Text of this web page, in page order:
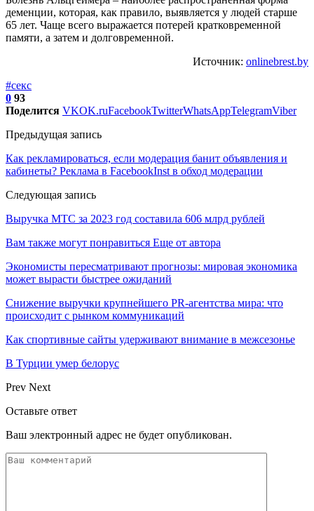
деменции, которая, как правило, выявляется у людей старше
65 лет. Чаще всего выражается потерей кратковременной
памяти, а затем и долговременной.
Источник: onlinebrest.by
#секс
0 93
Поделится VKOK.ruFacebookTwitterWhatsAppTelegramViber
Предыдущая запись
Как рекламироваться, если модерация банит объявления и
кабинеты? Реклама в FacebookInst в обход модерации
Следующая запись
Выручка МТС за 2023 год составила 606 млрд рублей
Вам также могут понравиться Еще от автора
Экономисты пересматривают прогнозы: мировая экономика
может вырасти быстрее ожиданий
Снижение выручки крупнейшего PR-агентства мира: что
происходит с рынком коммуникаций
Как спортивные сайты удерживают внимание в межсезонье
В Турции умер белорус
Prev Next
Оставьте ответ
Ваш электронный адрес не будет опубликован.